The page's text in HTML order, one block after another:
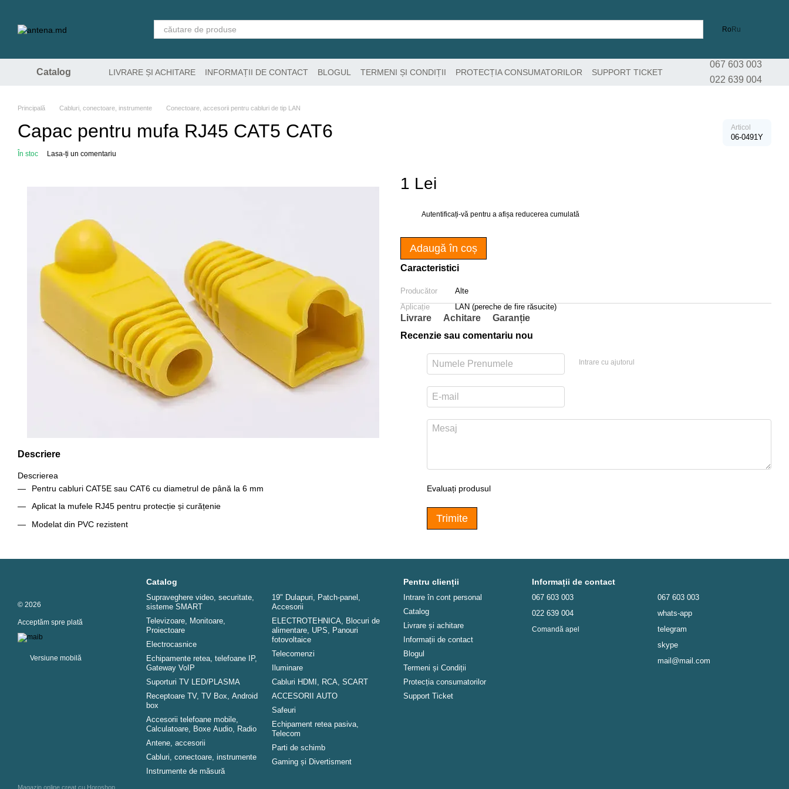
Ro Ru
Catalog LIVRARE ȘI ACHITARE INFORMAȚII DE CONTACT BLOGUL TERMENI ȘI CONDIȚII PROTECȚIA CONSUMATORILOR SUPPORT TICKET
067 603 003
022 639 004
Principală Cabluri, conectoare, instrumente Conectoare, accesorii pentru cabluri de tip LAN
Capac pentru mufa RJ45 CAT5 CAT6 Articol
06-0491Y
În stoc Lasa-ți un comentariu
Descriere
Descrierea
Pentru cabluri CAT5E sau CAT6 cu diametrul de până la 6 mm
Aplicat la mufele RJ45 pentru protecție și curățenie
Modelat din PVC rezistent
1 Lei
Autentificați-vă pentru a afișa reducerea cumulată
Adaugă în coș
Caracteristici
Producător
Alte
Aplicație
LAN (pereche de fire răsucite)
Livrare Achitare
Garanție
Recenzie sau comentariu nou
Intrare cu ajutorul
Evaluați produsul
Trimite
© 2026
Acceptăm spre plată
Versiune mobilă
Magazin online creat cu Horoshop
Catalog
Supraveghere video, securitate,
sisteme SMART
Televizoare, Monitoare,
Proiectoare
Electrocasnice
Echipamente retea, telefoane IP,
Gateway VoIP
Suporturi TV LED/PLASMA
Receptoare TV, TV Box, Android
box
Accesorii telefoane mobile,
Calculatoare, Boxe Audio, Radio
Antene, accesorii
Cabluri, conectoare, instrumente
Instrumente de măsură
19" Dulapuri, Patch-panel,
Аccesorii
ELECTROTEHNICA, Blocuri de
alimentare, UPS, Panouri
fotovoltaice
Telecomenzi
Iluminare
Cabluri HDMI, RCA, SCART
ACCESORII AUTO
Safeuri
Echipament retea pasiva,
Telecom
Parti de schimb
Gaming și Divertisment
Pentru clienții
Intrare în cont personal
Catalog
Livrare și achitare
Informații de contact
Blogul
Termeni și Condiții
Protecția consumatorilor
Support Ticket
Informații de contact
067 603 003
022 639 004
Comandă apel
067 603 003
whats-app
telegram
skype
mail@mail.com